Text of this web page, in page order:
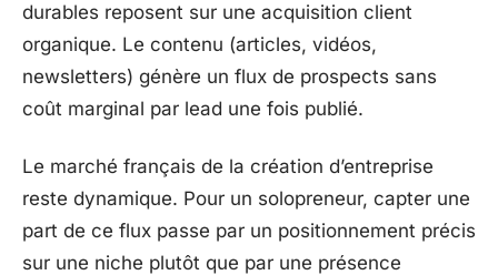
durables reposent sur une acquisition client
organique. Le contenu (articles, vidéos,
newsletters) génère un flux de prospects sans
coût marginal par lead une fois publié.
Le marché français de la création d’entreprise
reste dynamique. Pour un solopreneur, capter une
part de ce flux passe par un positionnement précis
sur une niche plutôt que par une présence